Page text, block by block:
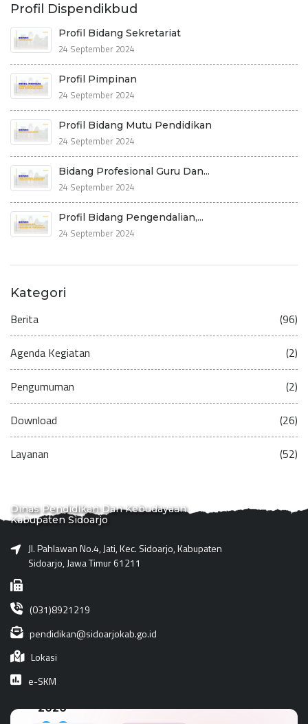
Profil Dispendikbud
Profil Bidang Sekretariat
24 September 2024
Profil Pimpinan
24 September 2024
Profil Bidang Mutu Pendidikan
24 September 2024
Bidang Profesional Guru Dan...
24 September 2024
Profil Bidang Pengendalian,...
24 September 2024
Kategori
Berita (96)
Agenda Kegiatan (2)
Pengumuman (2)
Download (26)
Layanan (52)
Dinas Pendidikan Dan Kebudayaan
Kabupaten Sidoarjo
Jl. Pahlawan No.4, Jati, Kec. Sidoarjo, Kabupaten
Sidoarjo, Jawa Timur 61211
(031)8921219
pendidikan@sidoarjokab.go.id
Lokasi
e-SKM